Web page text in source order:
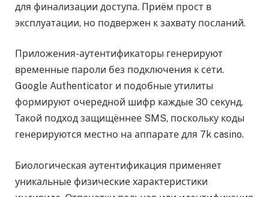
для финализации доступа. Приём прост в
эксплуатации, но подвержен к захвату посланий.
Приложения-аутентификаторы генерируют
временные пароли без подключения к сети.
Google Authenticator и подобные утилиты
формируют очередной шифр каждые 30 секунд.
Такой подход защищённее SMS, поскольку коды
генерируются местно на аппарате для 7k casino.
Биологическая аутентификация применяет
уникальные физические характеристики